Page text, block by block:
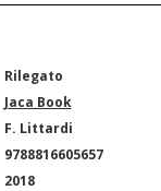
Rilegato
Jaca Book
F. Littardi
9788816605657
2018